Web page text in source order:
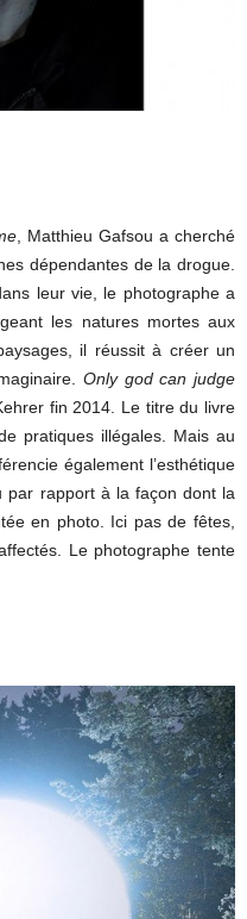
, Matthieu Gafsou a cherché
dépendantes de la drogue.
leur vie, le photographe a
les natures mortes aux
il réussit à créer un
Only god can judge
fin 2014. Le titre du livre
pratiques illégales. Mais au
également l’esthétique
par rapport à la façon dont la
en photo. Ici pas de fêtes,
Le photographe tente